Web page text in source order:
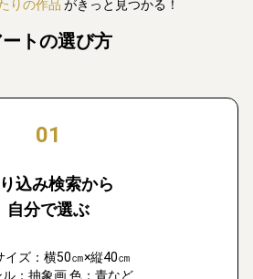
りの作品 がきっと見つかる！
ートの選び方
01
込み検索から
自分で選ぶ
イズ：横50㎝×縦40㎝
ル：抽象画 色：青など